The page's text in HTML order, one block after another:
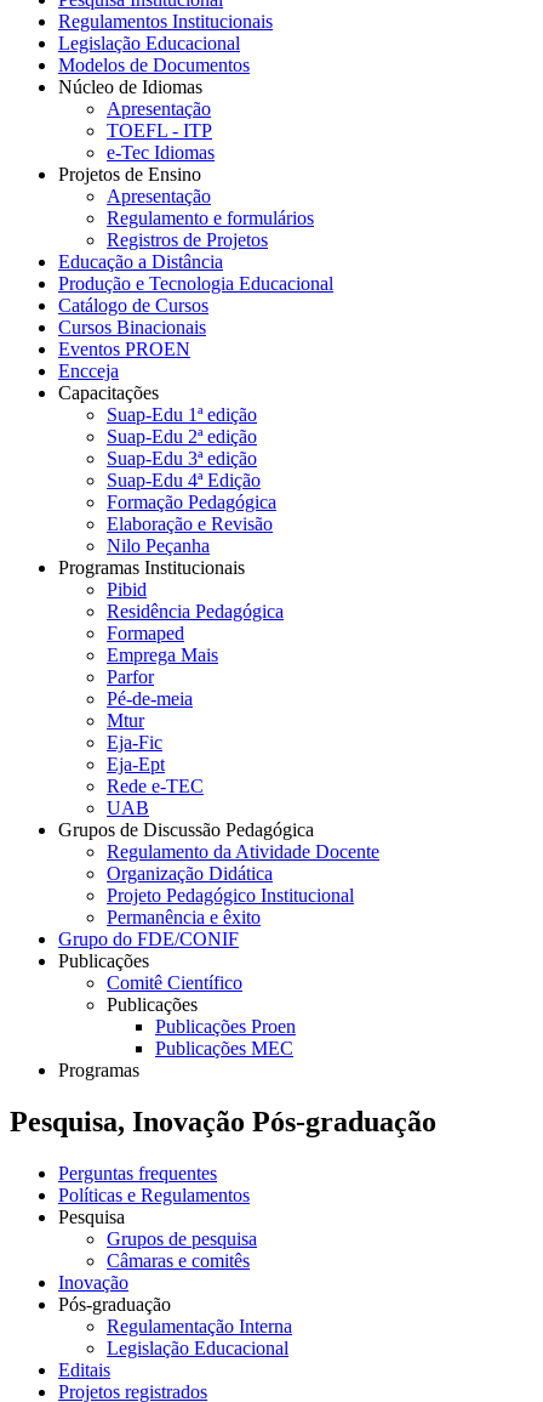
Regulamentos Institucionais
Legislação Educacional
Modelos de Documentos
Núcleo de Idiomas
Apresentação
TOEFL - ITP
e-Tec Idiomas
Projetos de Ensino
Apresentação
Regulamento e formulários
Registros de Projetos
Educação a Distância
Produção e Tecnologia Educacional
Catálogo de Cursos
Cursos Binacionais
Eventos PROEN
Encceja
Capacitações
Suap-Edu 1ª edição
Suap-Edu 2ª edição
Suap-Edu 3ª edição
Suap-Edu 4ª Edição
Formação Pedagógica
Elaboração e Revisão
Nilo Peçanha
Programas Institucionais
Pibid
Residência Pedagógica
Formaped
Emprega Mais
Parfor
Pé-de-meia
Mtur
Eja-Fic
Eja-Ept
Rede e-TEC
UAB
Grupos de Discussão Pedagógica
Regulamento da Atividade Docente
Organização Didática
Projeto Pedagógico Institucional
Permanência e êxito
Grupo do FDE/CONIF
Publicações
Comitê Científico
Publicações
Publicações Proen
Publicações MEC
Programas
Pesquisa, Inovação Pós-graduação
Perguntas frequentes
Políticas e Regulamentos
Pesquisa
Grupos de pesquisa
Câmaras e comitês
Inovação
Pós-graduação
Regulamentação Interna
Legislação Educacional
Editais
Projetos registrados